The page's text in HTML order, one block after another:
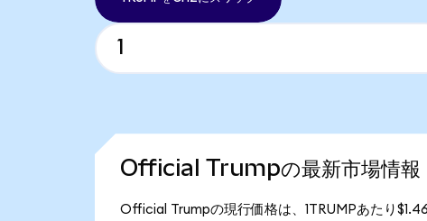
Official Trumpの最新市場情報
Official Trumpの現行価格は、1TRUMPあたり